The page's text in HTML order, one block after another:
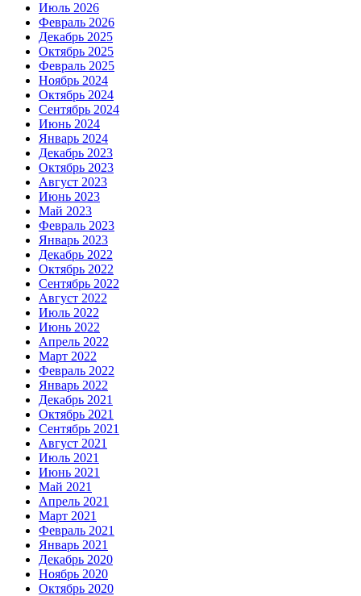
Июль 2026
Февраль 2026
Декабрь 2025
Октябрь 2025
Февраль 2025
Ноябрь 2024
Октябрь 2024
Сентябрь 2024
Июнь 2024
Январь 2024
Декабрь 2023
Октябрь 2023
Август 2023
Июнь 2023
Май 2023
Февраль 2023
Январь 2023
Декабрь 2022
Октябрь 2022
Сентябрь 2022
Август 2022
Июль 2022
Июнь 2022
Апрель 2022
Март 2022
Февраль 2022
Январь 2022
Декабрь 2021
Октябрь 2021
Сентябрь 2021
Август 2021
Июль 2021
Июнь 2021
Май 2021
Апрель 2021
Март 2021
Февраль 2021
Январь 2021
Декабрь 2020
Ноябрь 2020
Октябрь 2020